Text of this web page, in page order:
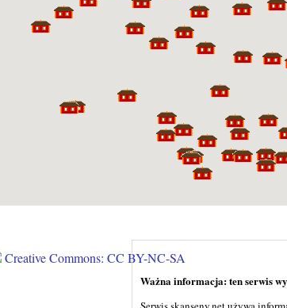
Creative Commons: CC BY-NC-SA
Ważna informacja: ten serwis